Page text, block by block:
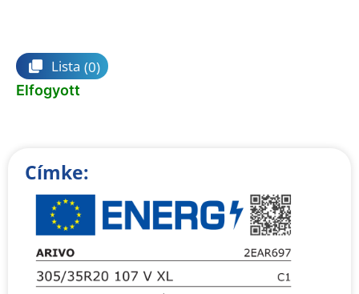
Lista (0)
Elfogyott
Címke: